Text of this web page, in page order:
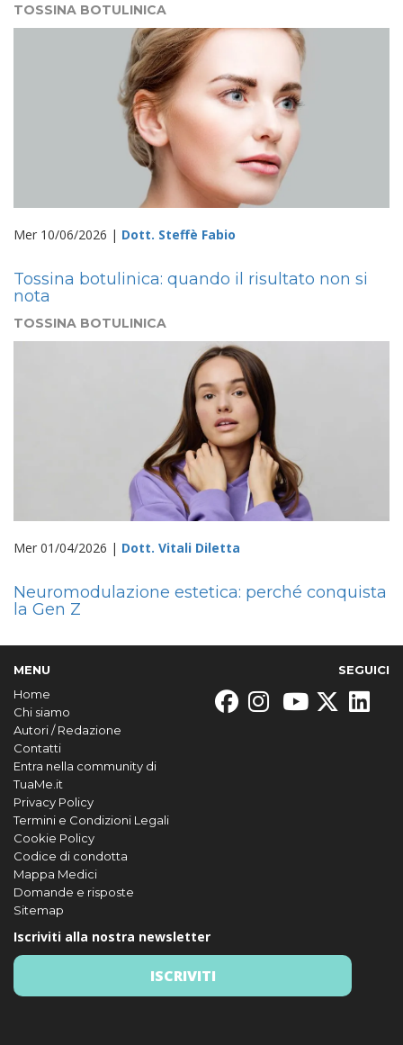
TOSSINA BOTULINICA
Mer 10/06/2026 | Dott. Steffè Fabio
Tossina botulinica: quando il risultato non si
nota
TOSSINA BOTULINICA
Mer 01/04/2026 | Dott. Vitali Diletta
Neuromodulazione estetica: perché conquista
la Gen Z
MENU
Home
Chi siamo
Autori / Redazione
Contatti
Entra nella community di
TuaMe.it
Privacy Policy
Termini e Condizioni Legali
Cookie Policy
Codice di condotta
Mappa Medici
Domande e risposte
Sitemap
SEGUICI
Iscriviti alla nostra newsletter
ISCRIVITI